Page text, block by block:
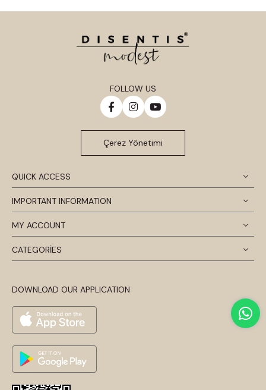
QUICK ACCESS
IMPORTANT INFORMATION
MY ACCOUNT
CATEGORİES
DOWNLOAD OUR APPLICATION
FOLLOW US
Çerez Yönetimi